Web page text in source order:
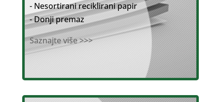
- Nesortirani reciklirani papir
- Donji premaz
Saznajte više >>>